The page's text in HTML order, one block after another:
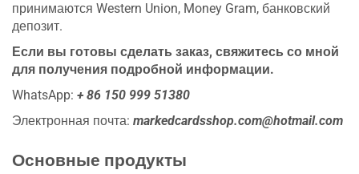
принимаются Western Union, Money Gram, банковский
депозит.
Если вы готовы сделать заказ, свяжитесь со мной
для получения подробной информации.
WhatsApp: + 86 150 999 51380
Электронная почта: markedcardsshop.com@hotmail.com
Основные продукты